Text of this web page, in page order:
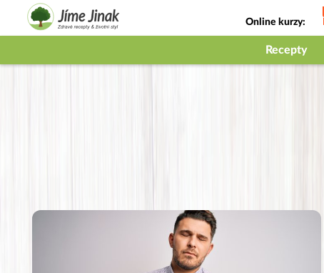
Online kurzy:
Jak na babičky
Recepty